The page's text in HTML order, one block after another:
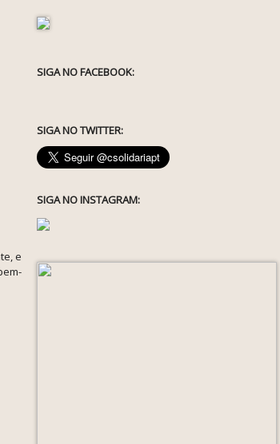
e
SIGA NO FACEBOOK:
SIGA NO TWITTER:
SIGA NO INSTAGRAM: